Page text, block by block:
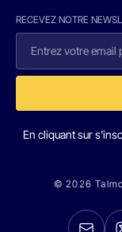
RECEVEZ NOTRE
En cliquant sur
© 2026